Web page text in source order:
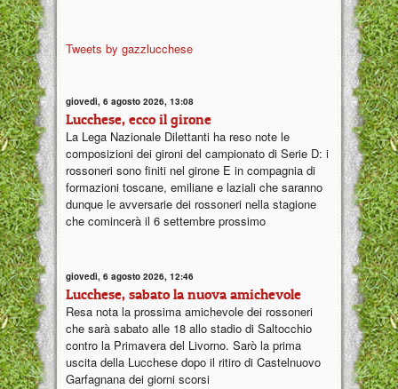
Tweets by gazzlucchese
giovedì, 6 agosto 2026, 13:08
Lucchese, ecco il girone
La Lega Nazionale Dilettanti ha reso note le
composizioni dei gironi del campionato di Serie D: i
rossoneri sono finiti nel girone E in compagnia di
formazioni toscane, emiliane e laziali che saranno
dunque le avversarie dei rossoneri nella stagione
che comincerà il 6 settembre prossimo
giovedì, 6 agosto 2026, 12:46
Lucchese, sabato la nuova amichevole
Resa nota la prossima amichevole dei rossoneri
che sarà sabato alle 18 allo stadio di Saltocchio
contro la Primavera del Livorno. Sarò la prima
uscita della Lucchese dopo il ritiro di Castelnuovo
Garfagnana dei giorni scorsi